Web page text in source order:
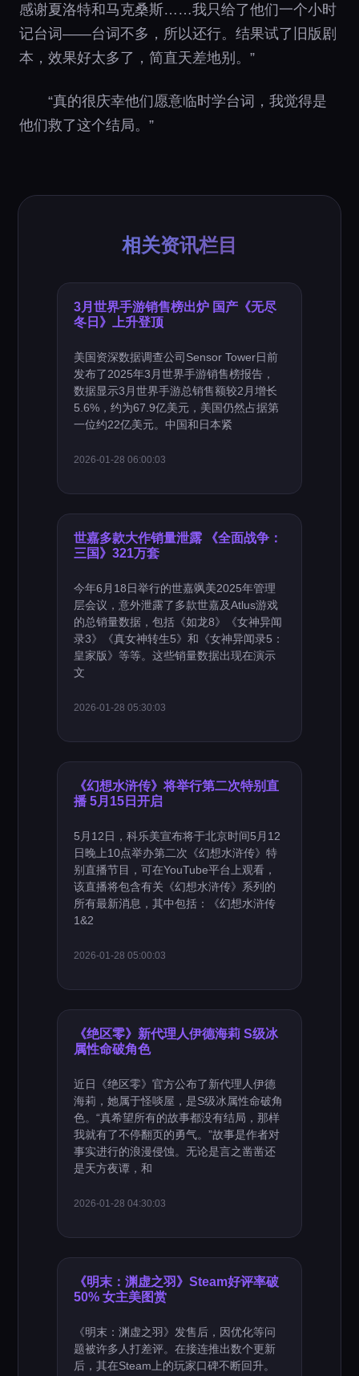
感谢夏洛特和马克桑斯……我只给了他们一个小时
记台词——台词不多，所以还行。结果试了旧版剧
本，效果好太多了，简直天差地别。”
“真的很庆幸他们愿意临时学台词，我觉得是
他们救了这个结局。”
相关资讯栏目
3月世界手游销售榜出炉 国产《无尽
冬日》上升登顶
美国资深数据调查公司Sensor Tower日前
发布了2025年3月世界手游销售榜报告，
数据显示3月世界手游总销售额较2月增长
5.6%，约为67.9亿美元，美国仍然占据第
一位约22亿美元。中国和日本紧
2026-01-28 06:00:03
世嘉多款大作销量泄露 《全面战争：
三国》321万套
今年6月18日举行的世嘉飒美2025年管理
层会议，意外泄露了多款世嘉及Atlus游戏
的总销量数据，包括《如龙8》《女神异闻
录3》《真女神转生5》和《女神异闻录5：
皇家版》等等。这些销量数据出现在演示
文
2026-01-28 05:30:03
《幻想水浒传》将举行第二次特别直
播 5月15日开启
5月12日，科乐美宣布将于北京时间5月12
日晚上10点举办第二次《幻想水浒传》特
别直播节目，可在YouTube平台上观看，
该直播将包含有关《幻想水浒传》系列的
所有最新消息，其中包括：《幻想水浒传
1&2
2026-01-28 05:00:03
《绝区零》新代理人伊德海莉 S级冰
属性命破角色
近日《绝区零》官方公布了新代理人伊德
海莉，她属于怪啖屋，是S级冰属性命破角
色。“真希望所有的故事都没有结局，那样
我就有了不停翻页的勇气。”故事是作者对
事实进行的浪漫侵蚀。无论是言之凿凿还
是天方夜谭，和
2026-01-28 04:30:03
《明末：渊虚之羽》Steam好评率破
50% 女主美图赏
《明末：渊虚之羽》发售后，因优化等问
题被许多人打差评。在接连推出数个更新
后，其在Steam上的玩家口碑不断回升。